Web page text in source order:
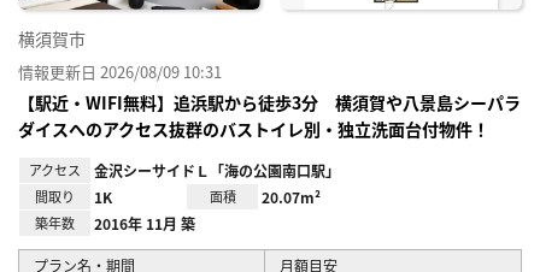
横須賀市
情報更新日 2026/08/09 10:31
【駅近・WIFI無料】追浜駅から徒歩3分 横須賀や八景島シーパラ
ダイスへのアクセス抜群のバストイレ別・独立洗面台付物件！
アクセス 金沢シーサイドＬ「海の公園南口駅」
間取り 1K 面積 20.07m²
築年数 2016年 11月 築
プラン名・期間 月額目安